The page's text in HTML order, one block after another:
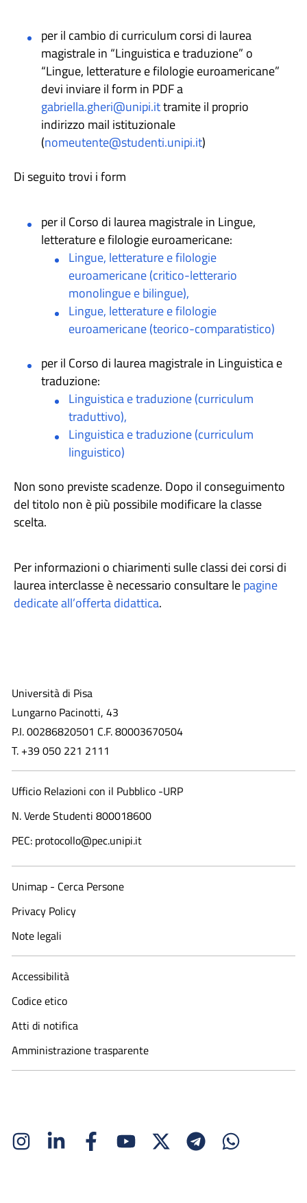
per il cambio di curriculum corsi di laurea
magistrale in “Linguistica e traduzione” o
“Lingue, letterature e filologie euroamericane”
devi inviare il form in PDF a
gabriella.gheri@unipi.ittramite il proprio
indirizzo mail istituzionale
(nomeutente@studenti.unipi.it)
Di seguito trovi i form
per il Corso di laurea magistrale in Lingue,
letterature e filologie euroamericane:
Lingue, letterature e filologie
euroamericane (critico-letterario
monolingue e bilingue),
Lingue, letterature e filologie
euroamericane (teorico-comparatistico)
per il Corso di laurea magistrale in Linguistica e
traduzione:
Linguistica e traduzione (curriculum
traduttivo),
Linguistica e traduzione (curriculum
linguistico)
Non sono previste scadenze. Dopo il conseguimento
del titolo non è più possibile modificare la classe
scelta.
Per informazioni o chiarimenti sulle classi dei corsi di
laurea interclasse è necessario consultare lepagine
dedicate all’offerta didattica.
Università di Pisa
Lungarno Pacinotti, 43
P.I. 00286820501 C.F. 80003670504
T. +39 050 221 2111
Ufficio Relazioni con il Pubblico -URP
N. Verde Studenti 800018600​
PEC: protocollo@pec.unipi.it
Unimap - Cerca Persone
Privacy Policy
Note legali
Accessibilità
Codice etico
Atti di notifica
Amministrazione trasparente